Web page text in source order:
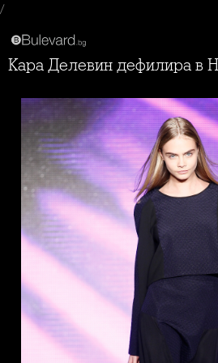
/
Кара Делевин дефилира в